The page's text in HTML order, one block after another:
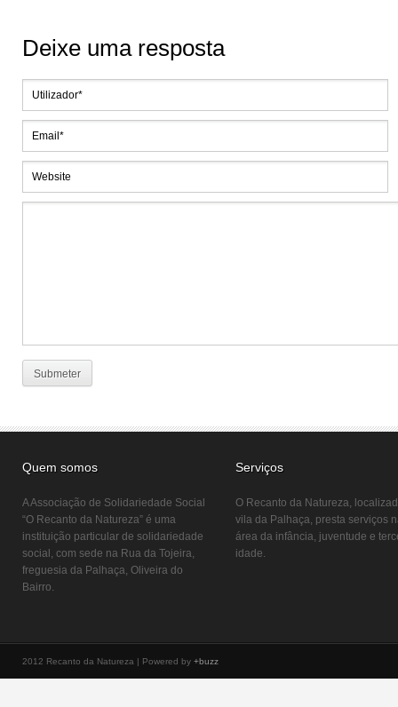
Deixe uma resposta
Quem somos
A Associação de Solidariedade Social
“O Recanto da Natureza” é uma
instituição particular de solidariedade
social, com sede na Rua da Tojeira,
freguesia da Palhaça, Oliveira do
Bairro.
Serviços
O Recanto da Natureza,
vila da Palhaça, presta serviços
área da infância, juventude e
idade.
2012 Recanto da Natureza | Powered by +buzz